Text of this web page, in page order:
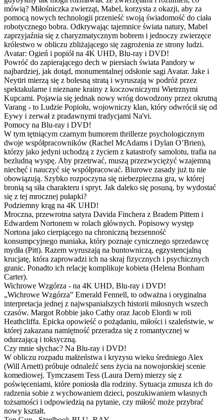
mówią? Miłośniczka zwierząt, Mabel, korzysta z okazji, aby za
pomocą nowych technologii przenieść swoją świadomość do ciała
robotycznego bobra. Odkrywając tajemnice świata natury, Mabel
zaprzyjaźnia się z charyzmatycznym bobrem i jednoczy zwierzęce
królestwo w obliczu zbliżającego się zagrożenia ze strony ludzi.
Avatar: Ogień i popiół na 4K UHD, Blu-ray i DVD!
Powróć do zapierającego dech w piersiach świata Pandory w
najbardziej, jak dotąd, monumentalnej odsłonie sagi Avatar. Jake i
Neytiri mierzą się z bolesną stratą i wyruszają w podróż przez
spektakularne i nieznane krainy z koczowniczymi Wietrznymi
Kupcami. Pojawia się jednak nowy wróg dowodzony przez okrutną
Varang - to Ludzie Popiołu, wojowniczy klan, który odwrócił się od
Eywy i zerwał z pradawnymi tradycjami Na'vi.
Pomocy na Blu-ray i DVD!
W tym tętniącym czarnym humorem thrillerze psychologicznym
dwoje współpracowników (Rachel McAdams i Dylan O’Brien),
którzy jako jedyni uchodzą z życiem z katastrofy samolotu, trafia na
bezludną wyspę. Aby przetrwać, muszą przezwyciężyć wzajemną
niechęć i nauczyć się współpracować. Biurowe zasady już tu nie
obowiązują. Szybko rozpoczyna się niebezpieczna gra, w której
bronią są siła charakteru i spryt. Jak daleko się posuną, by wydostać
się z tej mrocznej pułapki?
Podziemny krąg na 4K UHD!
Mroczna, przewrotna satyra Davida Finchera z Bradem Pittem i
Edwardem Nortonem w rolach głównych. Popisowy występ
Nortona jako cierpiącego na chroniczną bezsenność
konsumpcyjnego maniaka, który poznaje cynicznego sprzedawcę
mydła (Pitt). Razem wyruszają na buntowniczą, egzystencjalną
krucjatę, która zaprowadzi ich na skraj fizycznych i psychicznych
granic. Ponadto ich relację komplikuje kobieta (Helena Bonham
Carter).
Wichrowe Wzgórza - na 4K UHD, Blu-ray i DVD!
„Wichrowe Wzgórza” Emerald Fennell, to odważna i oryginalna
interpretacja jednej z najwspanialszych historii miłosnych wszech
czasów. Margot Robbie jako Cathy oraz Jacob Elordi w roli
Heathcliffa. Epicka opowieść o pożądaniu, miłości i szaleństwie, w
której zakazana namiętność przeradza się z romantycznej w
odurzającą i toksyczną.
Czy mnie słychac? Na Blu-ray i DVD!
W obliczu rozpadu małżeństwa i kryzysu wieku średniego Alex
(Will Arnett) próbuje odnaleźć sens życia na nowojorskiej scenie
komediowej. Tymczasem Tess (Laura Dern) mierzy się z
poświęceniami, które poniosła dla rodziny. Sytuacja zmusza ich do
radzenia sobie z wychowaniem dzieci, poszukiwaniem własnych
tożsamości i odpowiedzią na pytanie, czy miłość może przybrać
nowy kształt.